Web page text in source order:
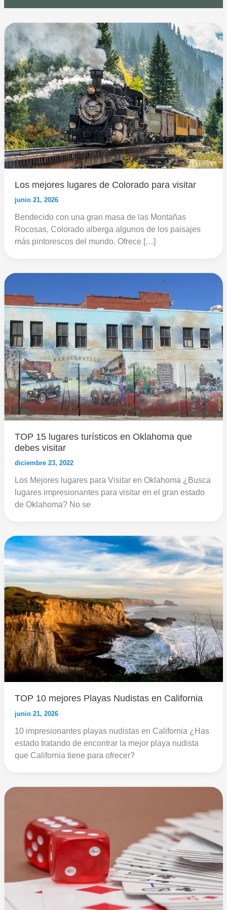
Los mejores lugares de Colorado para visitar
junio 21, 2026
Bendecido con una gran masa de las Montañas
Rocosas, Colorado alberga algunos de los paisajes
más pintorescos del mundo. Ofrece […]
TOP 15 lugares turísticos en Oklahoma que
debes visitar
diciembre 23, 2022
Los Mejores lugares para Visitar en Oklahoma ¿Busca
lugares impresionantes para visitar en el gran estado
de Oklahoma? No se
TOP 10 mejores Playas Nudistas en California
junio 21, 2026
10 impresionantes playas nudistas en California ¿Has
estado tratando de encontrar la mejor playa nudista
que California tiene para ofrecer?